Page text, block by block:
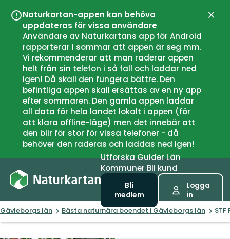
Naturkartan-appen kan behöva
uppdateras för vissa användare
Användare av Naturkartans app för Android
rapporterar i sommar att appen är seg mm.
Vi rekommenderar att man raderar appen
helt från sin telefon i så fall och laddar ned
igen! Då skall den fungera bättre. Den
befintliga appen skall ersättas av en ny app
efter sommaren. Den gamla appen laddar
all data för hela landet lokalt i appen (för
att klara offline-läge) men det innebär att
den blir för stor för vissa telefoner - då
behöver den raderas och laddas ned igen!
UtforskaGuiderLän
Kommuner Bli kund
Bli
medlem
Logga
in
Gävleborgs län Bästa naturnära boendet i Gävleborgs län